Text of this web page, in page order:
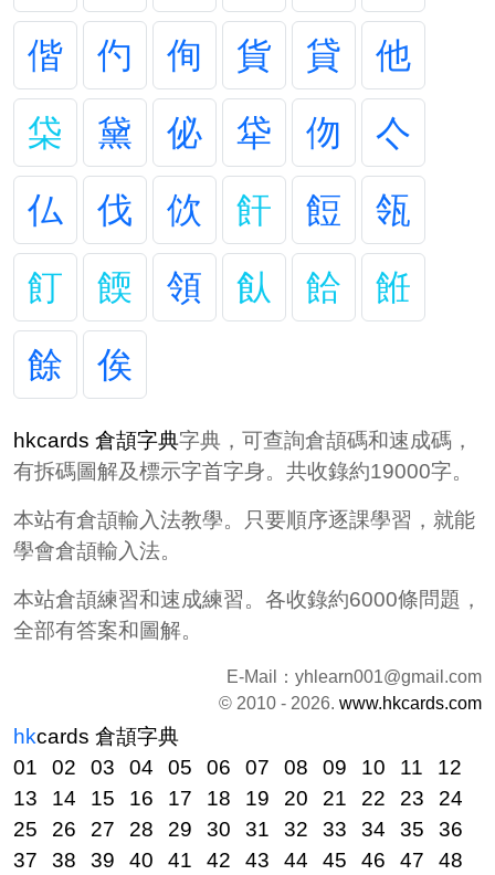
偕
仢 侚 貨 貸
他
柋
黛 佖 牮 伆
亽
仏
伐 佽 飦 餖
瓴
飣
餪 領 飤 餄
餁
餘
俟
hkcards 倉頡字典字典，可查詢倉頡碼和速成碼，
有拆碼圖解及標示字首字身。共收錄約19000字。
本站有倉頡輸入法教學。只要順序逐課學習，就能
學會倉頡輸入法。
本站倉頡練習和速成練習。各收錄約6000條問題，
全部有答案和圖解。
E-Mail： yhlearn001@gmail.com
© 2010 - 2026. www.hkcards.com
hkcards 倉頡字典
01
02 03 04 05 06 07 08 09 10 11
12
13
14 15 16 17 18 19 20 21 22 23
24
25
26 27 28 29 30 31 32 33 34 35
36
37
38 39 40 41 42 43 44 45 46 47 48